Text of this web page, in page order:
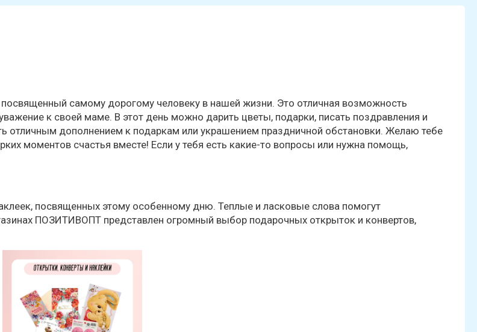
самому дорогому человеку в нашей жизни. Это отличная возможность
к своей маме. В этот день можно дарить цветы, подарки, писать поздравления и
отличным дополнением к подаркам или украшением праздничной обстановки. Желаю тебе
моментов счастья вместе! Если у тебя есть какие-то вопросы или нужна помощь,
посвященных этому особенному дню. Теплые и ласковые слова помогут
ПОЗИТИВОПТ представлен огромный выбор подарочных открыток и конвертов,